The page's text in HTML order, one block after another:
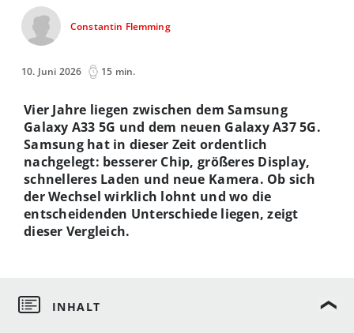
Constantin Flemming
10. Juni 2026 15 min.
Vier Jahre liegen zwischen dem Samsung
Galaxy A33 5G und dem neuen Galaxy A37 5G.
Samsung hat in dieser Zeit ordentlich
nachgelegt: besserer Chip, größeres Display,
schnelleres Laden und neue Kamera. Ob sich
der Wechsel wirklich lohnt und wo die
entscheidenden Unterschiede liegen, zeigt
dieser Vergleich.